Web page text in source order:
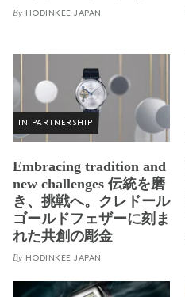
By HODINKEE JAPAN
IN PARTNERSHIP
Embracing tradition and
new challenges 伝統を磨
き、挑戦へ。クレドール
ゴールドフェザーに刻ま
れた共創の彫金
By HODINKEE JAPAN